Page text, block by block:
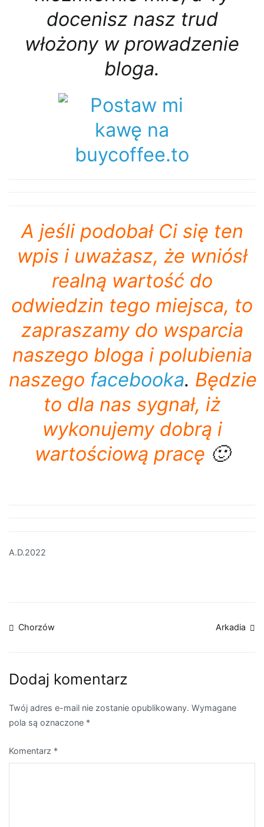
docenisz nasz trud
włożony w prowadzenie
bloga.
A jeśli podobał Ci się ten
wpis iuważasz, że wniósł
realną wartość do
odwiedzin tego miejsca, to
zapraszamy do wsparcia
naszego bloga i polubienia
naszego facebooka. Będzie
to dla nas sygnał, iż
wykonujemy dobrą i
wartościową pracę 🙂
A.D.2022
Nawigacja
Chorzów Arkadia
Dodaj komentarz
Twój adres e-mail nie zostanie opublikowany. Wymagane
pola są oznaczone *
Komentarz *